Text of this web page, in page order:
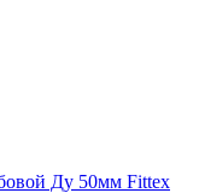
Ду 50мм Fittex